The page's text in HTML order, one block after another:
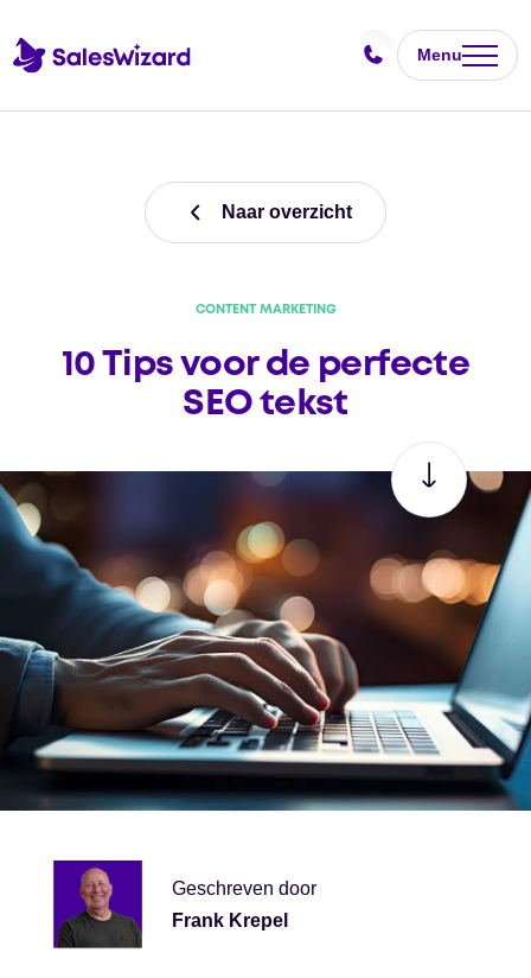
Menu
Naar overzicht
CONTENT MARKETING
10 Tips voor de perfecte
SEO tekst
Geschreven door
Frank Krepel